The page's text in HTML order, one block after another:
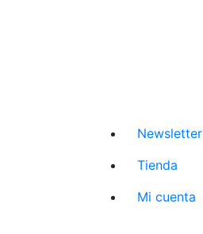
Newsletter
Tienda
Mi cuenta